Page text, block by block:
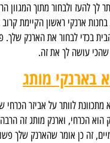
לך להעז ולבחור מתוך המגוון
בכדי לבחור את הארנק שלך.
עושה לך את זה.
בארנקי מותג
לוותר על אביזר הכרחי
הוא הכרחי, וארנק מותג זה
זה כן אומר שהארנק שלך